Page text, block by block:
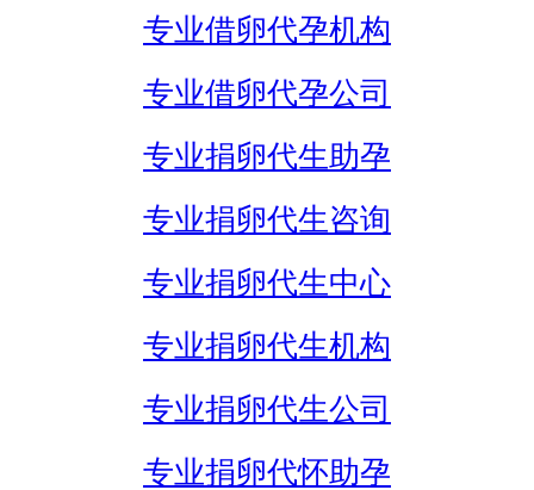
专业借卵代孕机构
专业借卵代孕公司
专业捐卵代生助孕
专业捐卵代生咨询
专业捐卵代生中心
专业捐卵代生机构
专业捐卵代生公司
专业捐卵代怀助孕